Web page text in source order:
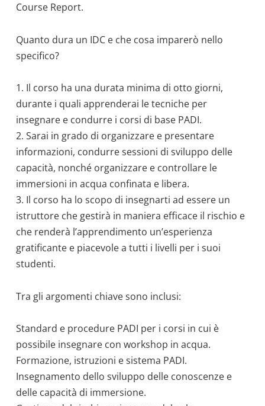
Course Report.
Quanto dura un IDC e che cosa imparerò nello
specifico?
1. Il corso ha una durata minima di otto giorni,
durante i quali apprenderai le tecniche per
insegnare e condurre i corsi di base PADI.
2. Sarai in grado di organizzare e presentare
informazioni, condurre sessioni di sviluppo delle
capacità, nonché organizzare e controllare le
immersioni in acqua confinata e libera.
3. Il corso ha lo scopo di insegnarti ad essere un
istruttore che gestirà in maniera efficace il rischio e
che renderà l’apprendimento un’esperienza
gratificante e piacevole a tutti i livelli per i suoi
studenti.
Tra gli argomenti chiave sono inclusi:
Standard e procedure PADI per i corsi in cui è
possibile insegnare con workshop in acqua.
Formazione, istruzioni e sistema PADI.
Insegnamento dello sviluppo delle conoscenze e
delle capacità di immersione.